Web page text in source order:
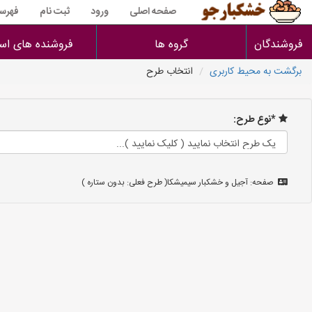
صفحه اصلی ورود ثبت نام
فروشندگان گروه ها فروشنده های
برگشت به محیط کاربری انتخاب طرح
*نوع طرح:
صفحه: آجیل و خشکبار سیمیشکا( طرح فعلی: بدون ستاره )